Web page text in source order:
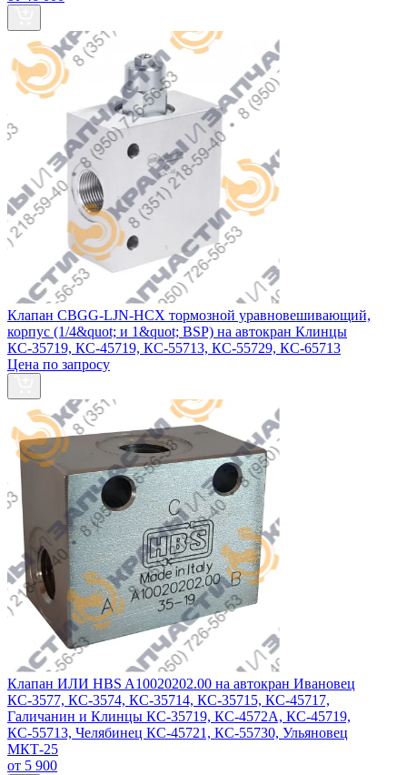
Клапан CBGG-LJN-HCX тормозной уравновешивающий,
корпус (1/4&quot; и 1&quot; BSP) на автокран Клинцы
КС-35719, КС-45719, КС-55713, КС-55729, КС-65713
Цена по запросу
Клапан ИЛИ HBS A10020202.00 на автокран Ивановец
КС-3577, КС-3574, КС-35714, КС-35715, КС-45717,
Галичанин и Клинцы КС-35719, КС-4572А, КС-45719,
КС-55713, Челябинец КС-45721, КС-55730, Ульяновец
МКТ-25
от 5 900